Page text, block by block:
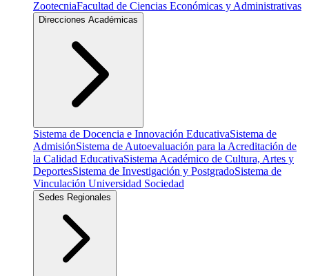
ZootecniaFacultad de Ciencias Económicas y Administrativas
Direcciones Académicas
Sistema de Docencia e Innovación EducativaSistema de
AdmisiónSistema de Autoevaluación para la Acreditación de
la Calidad EducativaSistema Académico de Cultura, Artes y
DeportesSistema de Investigación y PostgradoSistema de
Vinculación Universidad Sociedad
Sedes Regionales